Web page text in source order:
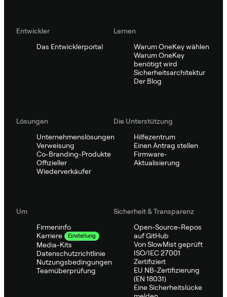
Entwickler
Das Entwicklerportal
Lernen
Warum OneKey wählen
Warum OneKey
benötigt wird
Sicherheitsarchitektur
Der Blog
Lösungen
Unternehmenslösungen
Verweisung
Co-Branding-Produkte
Offizieller
Wiederverkäufer
Die Unterstützung
Hilfezentrum
Einen Antrag stellen
Firmware-
Aktualisierung
Um
Firmeninfo
Karriere
Einstellung
Media-Kits
Datenschutzrichtlinie
Nutzungsbedingungen
Teamüberprüfung
Sicherheit & Transparenz
Open-Source-Repos
auf GitHub
Von SlowMist geprüft
ISO/IEC 27001
Zertifiziert
EU NB-Zertifizierung
(EN 18031)
Eine Sicherheitslücke